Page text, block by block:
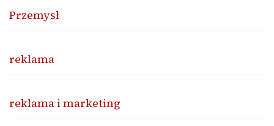
Przemysł
reklama
reklama i marketing